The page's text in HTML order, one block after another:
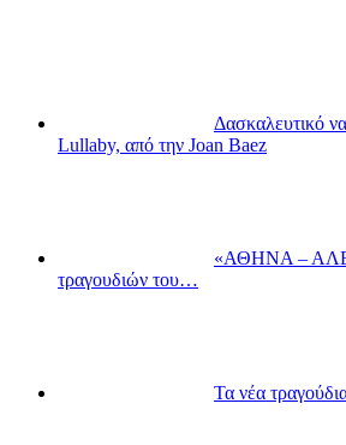
Δασκαλευτικό
Lullaby, από την Joan Baez
«ΑΘΗΝΑ –
τραγουδιών του…
Τα νέα